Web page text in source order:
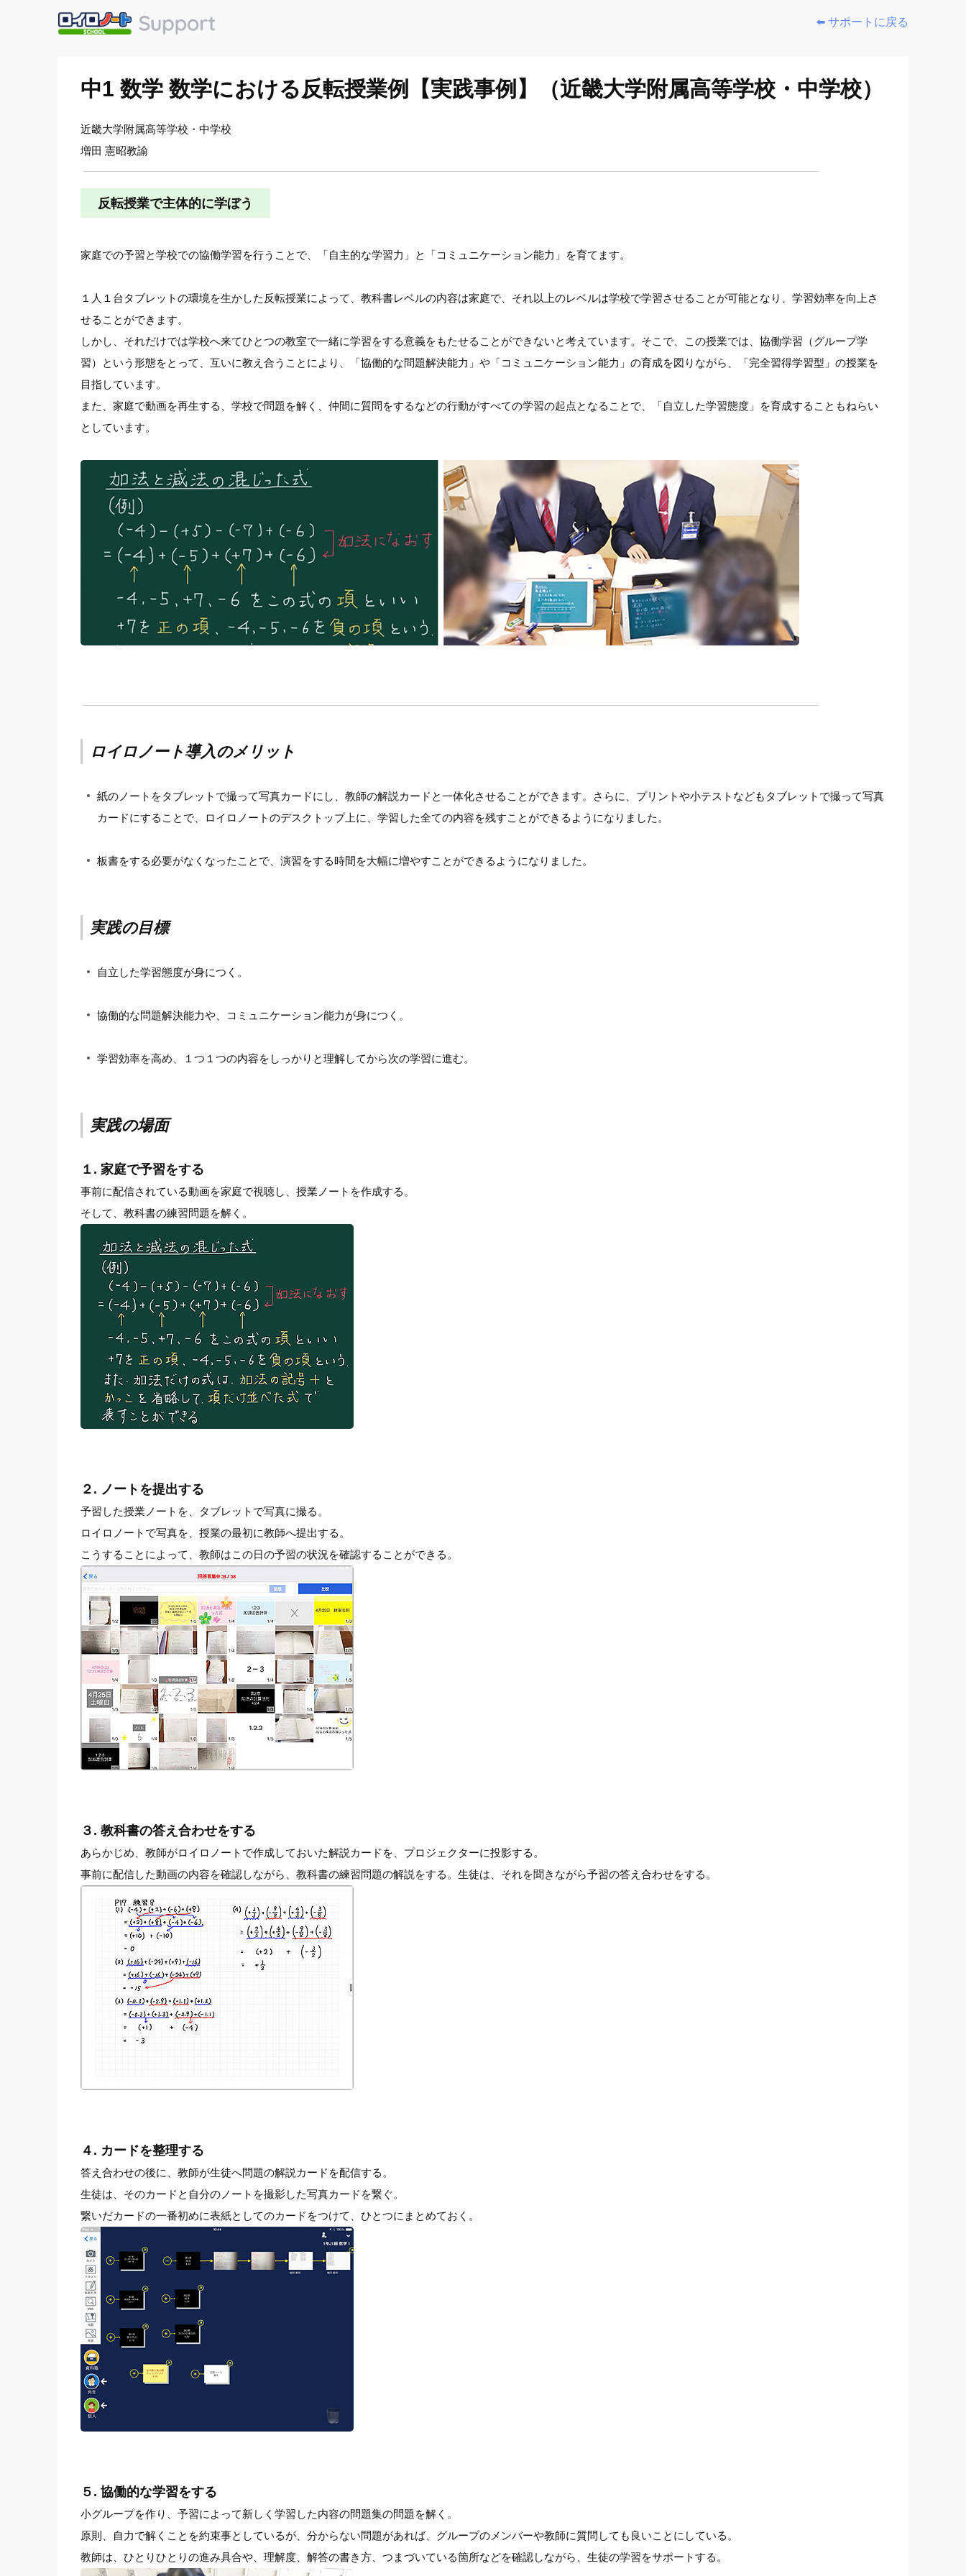
⬅️ サポートに戻る
中1 数学 数学における反転授業例【実践事例】（近畿大学附属高等学校・中学校）
近畿大学附属高等学校・中学校
増田 憲昭教諭
反転授業で主体的に学ぼう
家庭での予習と学校での協働学習を行うことで、「自主的な学習力」と「コミュニケーション能力」を育てます。
１人１台タブレットの環境を生かした反転授業によって、教科書レベルの内容は家庭で、それ以上のレベルは学校で学習させることが可能となり、学習効率を向上さ
せることができます。
しかし、それだけでは学校へ来てひとつの教室で一緒に学習をする意義をもたせることができないと考えています。そこで、この授業では、協働学習（グループ学
習）という形態をとって、互いに教え合うことにより、「協働的な問題解決能力」や「コミュニケーション能力」の育成を図りながら、「完全習得学習型」の授業を
目指しています。
また、家庭で動画を再生する、学校で問題を解く、仲間に質問をするなどの行動がすべての学習の起点となることで、「自立した学習態度」を育成することもねらい
としています。
ロイロノート導入のメリット
紙のノートをタブレットで撮って写真カードにし、教師の解説カードと一体化させることができます。さらに、プリントや小テストなどもタブレットで撮って写真
カードにすることで、ロイロノートのデスクトップ上に、学習した全ての内容を残すことができるようになりました。
板書をする必要がなくなったことで、演習をする時間を大幅に増やすことができるようになりました。
実践の目標
自立した学習態度が身につく。
協働的な問題解決能力や、コミュニケーション能力が身につく。
学習効率を高め、１つ１つの内容をしっかりと理解してから次の学習に進む。
実践の場面
１. 家庭で予習をする
事前に配信されている動画を家庭で視聴し、授業ノートを作成する。
そして、教科書の練習問題を解く。
２. ノートを提出する
予習した授業ノートを、タブレットで写真に撮る。
ロイロノートで写真を、授業の最初に教師へ提出する。
こうすることによって、教師はこの日の予習の状況を確認することができる。
３. 教科書の答え合わせをする
あらかじめ、教師がロイロノートで作成しておいた解説カードを、プロジェクターに投影する。
事前に配信した動画の内容を確認しながら、教科書の練習問題の解説をする。生徒は、それを聞きながら予習の答え合わせをする。
４. カードを整理する
答え合わせの後に、教師が生徒へ問題の解説カードを配信する。
生徒は、そのカードと自分のノートを撮影した写真カードを繋ぐ。
繋いだカードの一番初めに表紙としてのカードをつけて、ひとつにまとめておく。
５. 協働的な学習をする
小グループを作り、予習によって新しく学習した内容の問題集の問題を解く。
原則、自力で解くことを約束事としているが、分からない問題があれば、グループのメンバーや教師に質問しても良いことにしている。
教師は、ひとりひとりの進み具合や、理解度、解答の書き方、つまづいている箇所などを確認しながら、生徒の学習をサポートする。